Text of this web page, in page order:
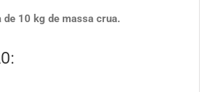
de 10 kg de massa crua.